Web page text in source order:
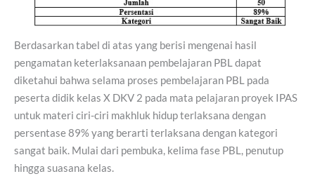
Berdasarkan tabel di atas yang berisi mengenai hasil
pengamatan keterlaksanaan pembelajaran PBL dapat
diketahui bahwa selama proses pembelajaran PBL pada
peserta didik kelas X DKV 2 pada mata pelajaran proyek IPAS
untuk materi ciri-ciri makhluk hidup terlaksana dengan
persentase 89% yang berarti terlaksana dengan kategori
sangat baik. Mulai dari pembuka, kelima fase PBL, penutup
hingga suasana kelas.